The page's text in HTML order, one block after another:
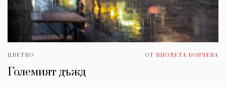
ЦВЕТНО ОТ ВИОЛЕТА БОНЧЕВА
Големият дъжд